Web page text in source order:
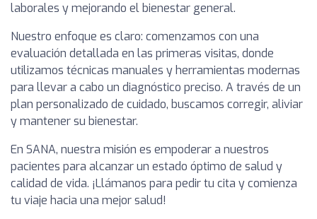
laborales y mejorando el bienestar general.
Nuestro enfoque es claro: comenzamos con una
evaluación detallada en las primeras visitas, donde
utilizamos técnicas manuales y herramientas modernas
para llevar a cabo un diagnóstico preciso. A través de un
plan personalizado de cuidado, buscamos corregir, aliviar
y mantener su bienestar.
En SANA, nuestra misión es empoderar a nuestros
pacientes para alcanzar un estado óptimo de salud y
calidad de vida. ¡Llámanos para pedir tu cita y comienza
tu viaje hacia una mejor salud!